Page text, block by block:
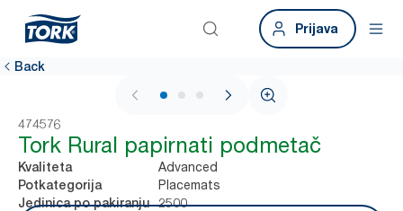
Prijava
Back
1 / 3
474576
Tork Rural papirnati podmetač
Kvaliteta Advanced
Potkategorija Placemats
Jedinica po pakiranju
2500